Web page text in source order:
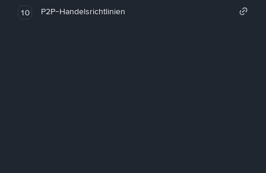
10 P2P-Handelsrichtlinien